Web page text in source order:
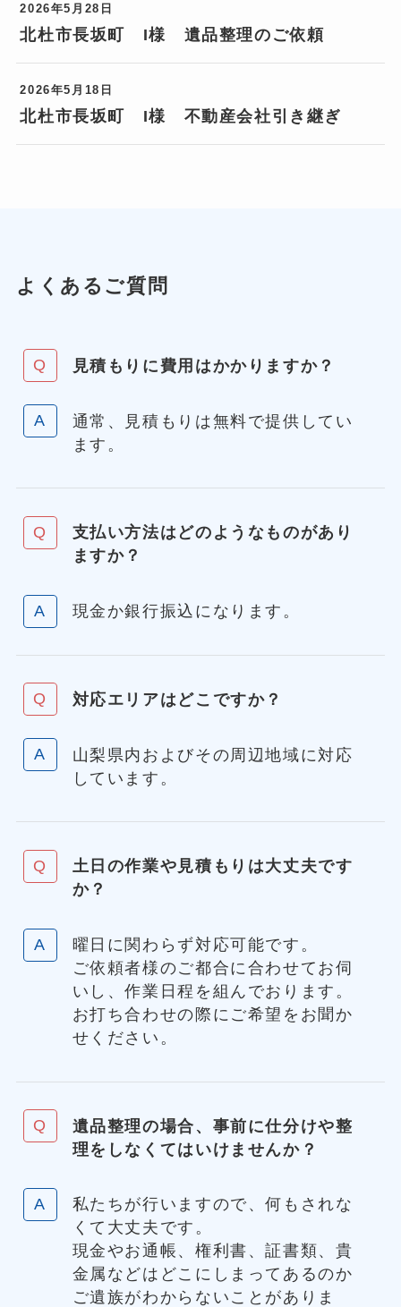
2026年5月28日
北杜市長坂町 I様 遺品整理のご依頼
2026年5月18日
北杜市長坂町 I様 不動産会社引き継ぎ
よくあるご質問
見積もりに費用はかかりますか？
通常、見積もりは無料で提供してい
ます。
支払い方法はどのようなものがあり
ますか？
現金か銀行振込になります。
対応エリアはどこですか？
山梨県内およびその周辺地域に対応
しています。
土日の作業や見積もりは大丈夫です
か？
曜日に関わらず対応可能です。
ご依頼者様のご都合に合わせてお伺
いし、作業日程を組んでおります。
お打ち合わせの際にご希望をお聞か
せください。
遺品整理の場合、事前に仕分けや整
理をしなくてはいけませんか ？
私たちが行いますので、何もされな
くて大丈夫です。
現金やお通帳、権利書、証書類、貴
金属などはどこにしまってあるのか
ご遺族がわからないことがありま